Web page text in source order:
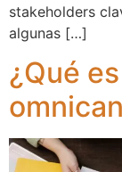
stakeholders
algunas […]
¿Qué